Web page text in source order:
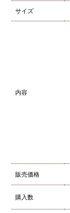
サイズ
内容
販売価格
購入数